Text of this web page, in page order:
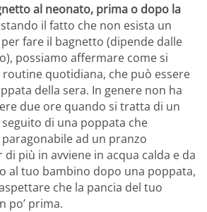
al neonato, prima o dopo la
il fatto che non esista un
fare il bagnetto (dipende dalle
possiamo affermare come si
quotidiana, che può essere
della sera. In genere non ha
due ore quando si tratta di un
di una poppata che
ad un pranzo
più in avviene in acqua calda e da
al tuo bambino dopo una poppata,
che la pancia del tuo
po’ prima.